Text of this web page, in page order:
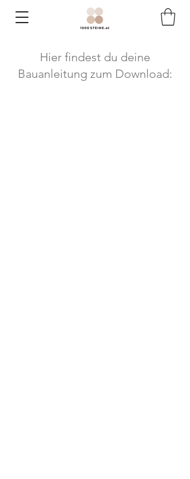
Hier findest du deine
Bauanleitung zum Download: